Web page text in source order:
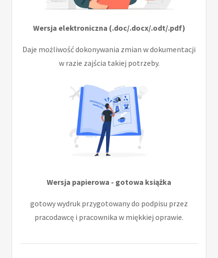
Wersja elektroniczna (.doc/.docx/.odt/.pdf)
Daje możliwość dokonywania zmian w dokumentacji
w razie zajścia takiej potrzeby.
Wersja papierowa - gotowa książka
gotowy wydruk przygotowany do podpisu przez
pracodawcę i pracownika w miękkiej oprawie.